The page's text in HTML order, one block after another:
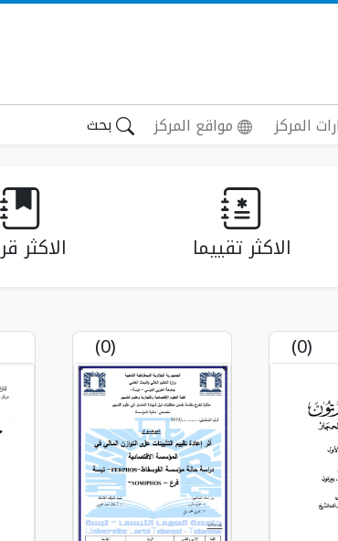
المركز مواقع المركز بحث
الاكثر تقييما الاكثر
(0)
(0)